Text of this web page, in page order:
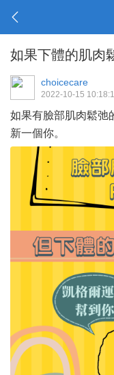
如果下體的肌肉
choicecare
2022-10-15
如果有臉部肌肉鬆弛
新一個你。